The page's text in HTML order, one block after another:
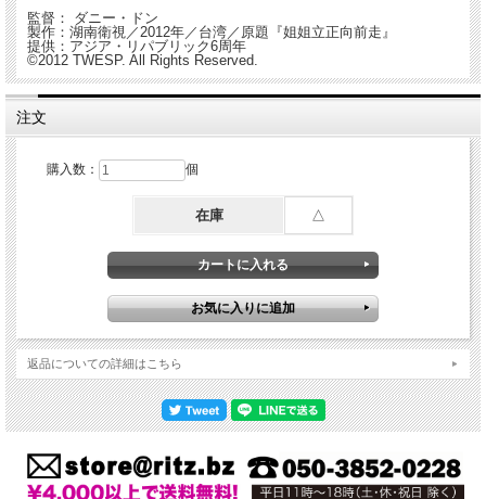
監督： ダニー・ドン
製作：湖南衛視／2012年／台湾／原題『姐姐立正向前走』
提供：アジア・リパブリック6周年
©2012 TWESP. All Rights Reserved.
注文
購入数： 個
在庫 △
返品についての詳細はこちら